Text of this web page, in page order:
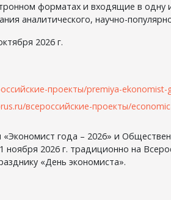
форматах и входящие в одну
аналитического, научно-
2026 г.
проекты/premiya-
всероссийские-проекты/
года – 2026» и
ноября 2026 г. традиционно на
«День экономиста».